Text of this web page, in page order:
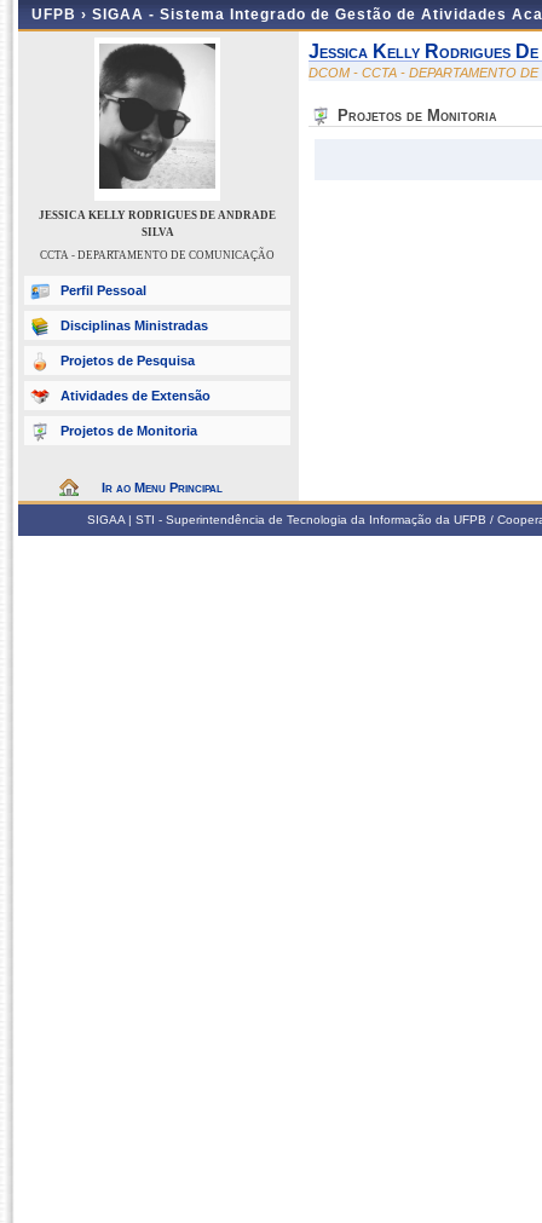
UFPB › SIGAA - Sistema Integrado de Gestão de Atividades
JESSICA KELLY RODRIGUES DE ANDRADE
SILVA
CCTA - DEPARTAMENTO DE COMUNICAÇÃO
Perfil Pessoal
Disciplinas Ministradas
Projetos de Pesquisa
Atividades de Extensão
Projetos de Monitoria
Ir ao Menu Principal
Jessica Kelly Rodrigues
DCOM - CCTA - DEPARTAMENTO
Projetos de Monitoria
SIGAA | STI - Superintendência de Tecnologia da Informação da UFPB /